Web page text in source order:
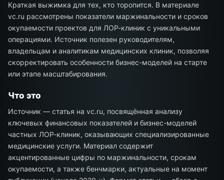
Краткая выжимка для тех, кто торопится. В материале
vc.ru рассмотрены показатели маржинальности и сроков
окупаемости проектов для ЛОР-клиник с уникальными
операциями. Источник полезен руководителям,
владельцам и аналитикам медицинских клиник, позволяя
скорректировать особенности бизнес-моделей на старте
или этапе масштабирования.
Что это
Источник — статья на vc.ru, посвящённая анализу
ключевых финансовых показателей и бизнес-моделей
частных ЛОР-клиник, оказывающих специализированные
медицинские услуги. Материал содержит
акцентированные цифры по маржинальности, срокам
окупаемости, а также бенчмарки, актуальные на момент